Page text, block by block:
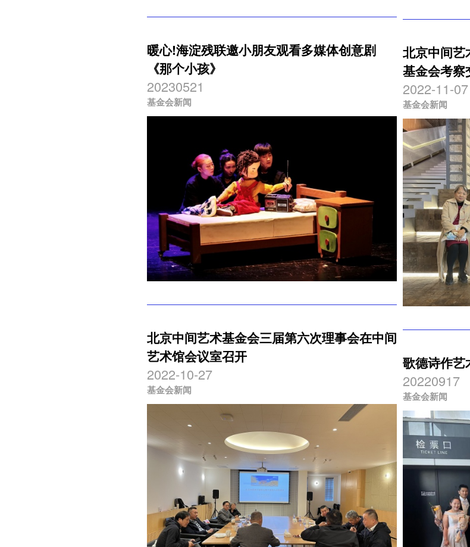
暖心!海淀残联邀小朋友观看多媒体创意剧
《那个小孩》
20230521
基金会新闻
北京中间艺术基金会三届第六次理事会在中间
艺术馆会议室召开
2022-10-27
基金会新闻
北京中间艺
基金会考察
2022-11-07
基金会新闻
歌德诗作艺
20220917
基金会新闻